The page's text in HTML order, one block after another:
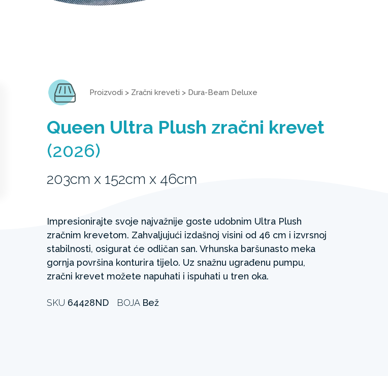
Proizvodi > Zračni kreveti > Dura-Beam Deluxe
Queen Ultra Plush zračni krevet
(2026)
203cm x 152cm x 46cm
Impresionirajte svoje najvažnije goste udobnim Ultra Plush
zračnim krevetom. Zahvaljujući izdašnoj visini od 46 cm i izvrsnoj
stabilnosti, osigurat će odličan san. Vrhunska baršunasto meka
gornja površina konturira tijelo. Uz snažnu ugrađenu pumpu,
zračni krevet možete napuhati i ispuhati u tren oka.
SKU 64428ND BOJA Bež